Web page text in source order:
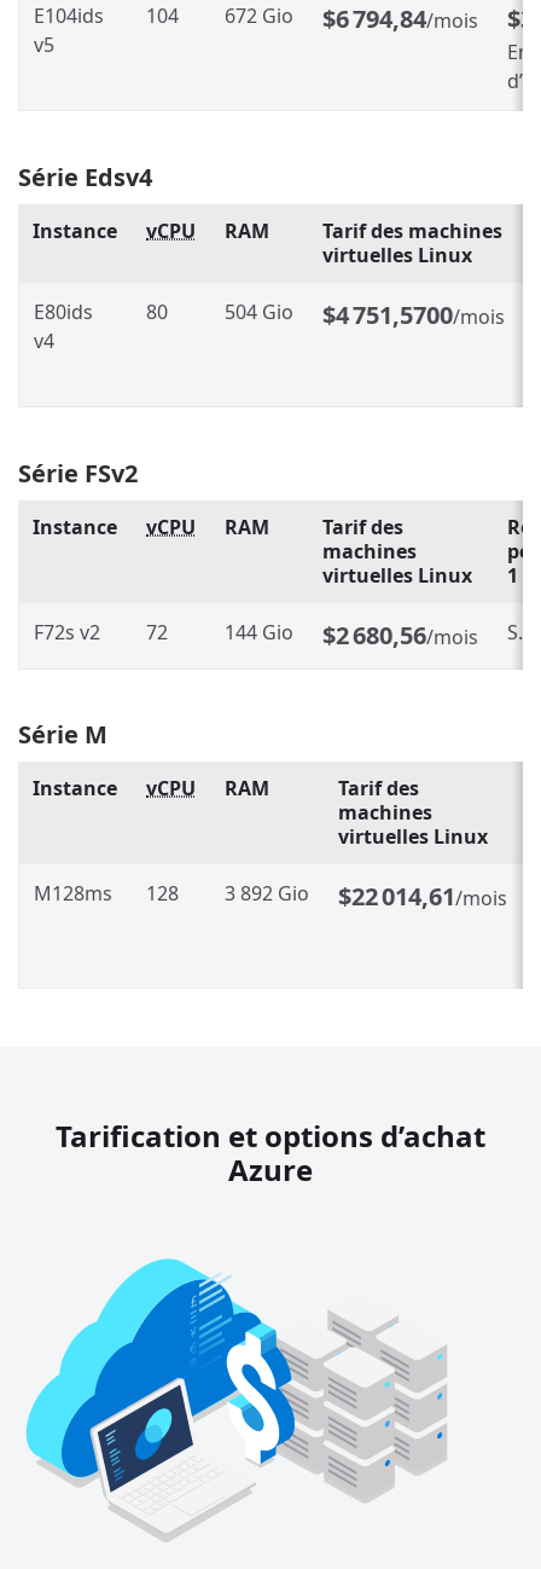
E104ids
v5
104 672 Gio $6 794,84/mois $3
Série Edsv4
Instance vCPU RAM
Tarif des machines
virtuelles Linux
E80ids
v4
80 504 Gio $4 751,5700/mois
Série FSv2
Instance vCPU RAM
Tarif des
machines
virtuelles Linux
1
F72s v2 72 144 Gio $2 680,56/mois S.O.
Série M
Instance vCPU RAM
Tarif des
machines
virtuelles Linux
M128ms 128 3 892 Gio $22 014,61/mois
Tarification et options d’achat
Azure